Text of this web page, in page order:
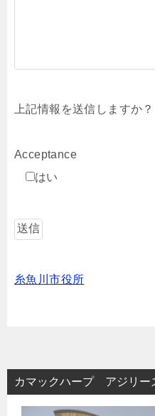
上記情報を送信しますか？
Acceptance
はい
糸魚川市役所
カマックハープ アジリー